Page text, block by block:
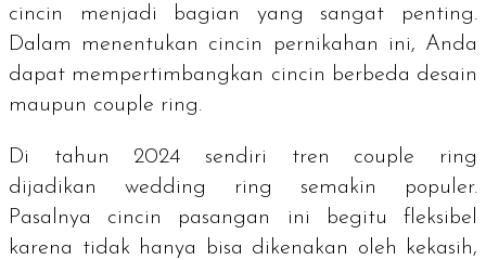
cincin menjadi bagian yang sangat penting.
Dalam menentukan cincin pernikahan ini, Anda
dapat mempertimbangkan cincin berbeda desain
maupun couple ring.
Di tahun 2024 sendiri tren couple ring
dijadikan wedding ring semakin populer.
Pasalnya cincin pasangan ini begitu fleksibel
karena tidak hanya bisa dikenakan oleh kekasih,